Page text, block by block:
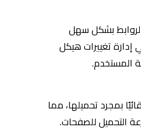
بشكل سهل
تغييرات هيكل
المستخدم.
بمجرد تحميلها، مما
التحميل للصفحات.